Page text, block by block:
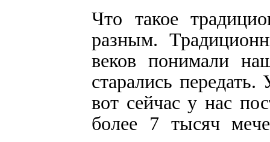
Что такое
разным.
веков понимали
старались
вот сейчас у нас
более 7 тысяч